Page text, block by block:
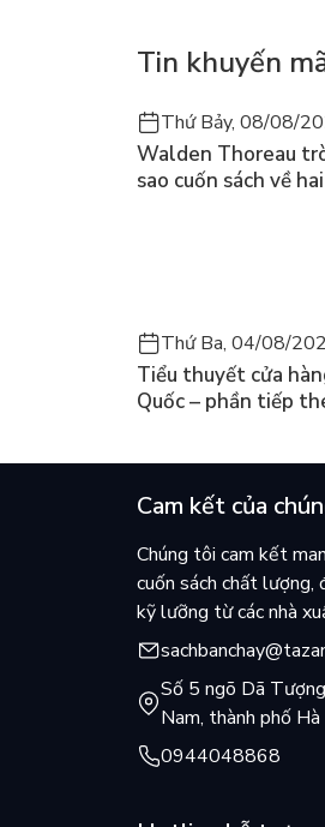
và chuyên gia đứng
bạn:
Phát triển kỹ năng
Tạo lập những thói
Cảm thấy thoải mái
Mục lục:
PHẦN 1: BẠN TỰ
Thực hiện bài kiểm
Chương 2: Tại sao
Thực hiện bài kiểm
Chương 3: Tự tin đích
Thực hiện bài kiểm
PHẦN 2: TẠI SAO
Tin khuyến
Thứ Bảy, 08/08/
Walden Thoreau
sao cuốn sách về
Thứ Ba, 04/08/
Tiểu thuyết cửa
Quốc – phần tiếp
Cam kết của
Chúng tôi cam kết
cuốn sách chất lượng,
kỹ lưỡng từ các nhà
Số 5 ngõ Dã
Nam, thành phố
0944048868